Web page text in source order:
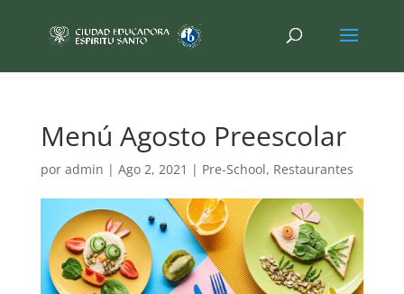
Menú Agosto Preescolar
por admin | Ago 2, 2021 | Pre-School, Restaurantes